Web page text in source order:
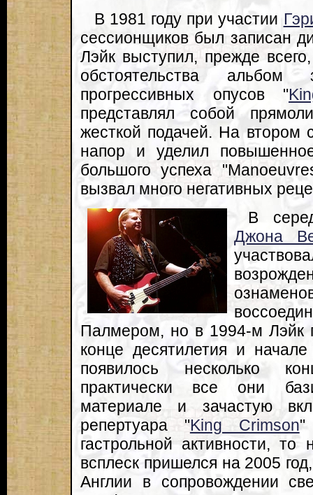
В 1981 году при участии
сессионщиков был записан
Лэйк выступил, прежде
обстоятельства
прогрессивных опусов "
представлял собой
жесткой подачей. На втором
напор и уделил
большого успеха
вызвал много негативных
В
Джона
Палмером, но в 1994-м Лэйк
конце десятилетия и
появилось несколько
практически все они
материале и зачастую
репертуара "King Crimson
гастрольной активности,
всплеск пришелся на 2005
Англии в сопровождении